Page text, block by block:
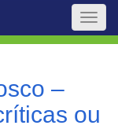
Toggle
–
ou